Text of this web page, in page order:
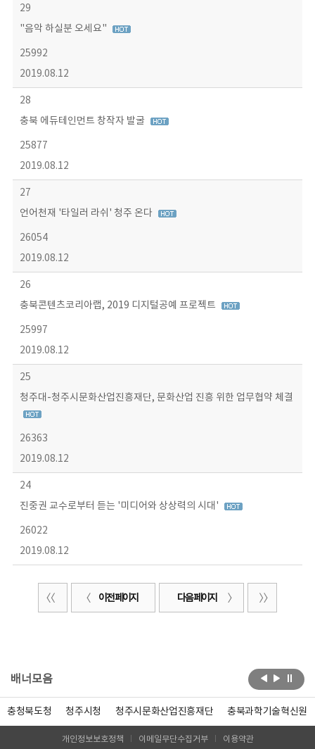
29
"음악 하실분 오세요"
25992
2019.08.12
28
충북 에듀테인먼트 창작자 발굴
25877
2019.08.12
27
언어천재 '타일러 라쉬' 청주 온다
26054
2019.08.12
26
충북콘텐츠코리아랩, 2019 디지털공예 프로젝트
25997
2019.08.12
25
청주대-청주시문화산업진흥재단, 문화산업 진흥 위한 업무협약 체결
26363
2019.08.12
24
진중권 교수로부터 듣는 '미디어와 상상력의 시대'
26022
2019.08.12
이전 페이지 다음 페이지
배너모음
충청북도청 청주시청 청주시문화산업진흥재단 충북과학기술혁신원
개인정보보호정책 이메일무단수집거부 이용약관